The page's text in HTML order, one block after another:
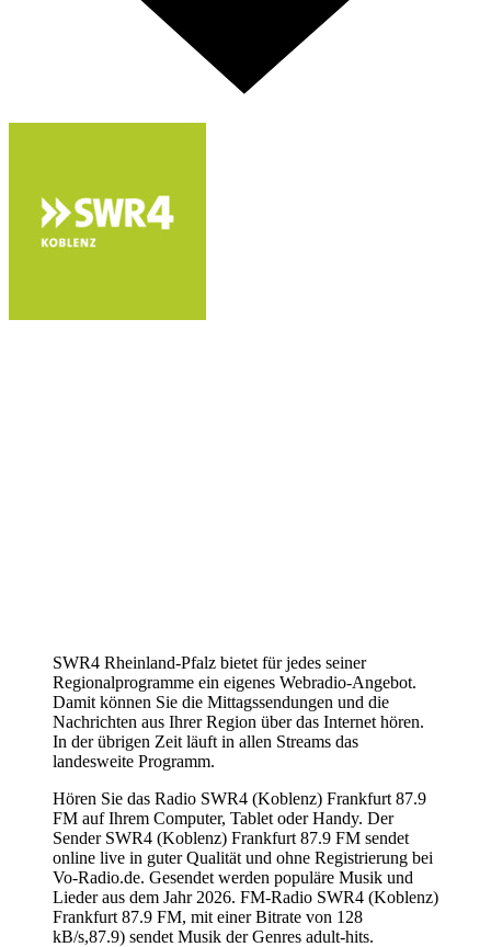
SWR4 Rheinland-Pfalz bietet für jedes seiner
Regionalprogramme ein eigenes Webradio-Angebot.
Damit können Sie die Mittagssendungen und die
Nachrichten aus Ihrer Region über das Internet hören.
In der übrigen Zeit läuft in allen Streams das
landesweite Programm.
Hören Sie das Radio SWR4 (Koblenz) Frankfurt 87.9
FM auf Ihrem Computer, Tablet oder Handy. Der
Sender SWR4 (Koblenz) Frankfurt 87.9 FM sendet
online live in guter Qualität und ohne Registrierung bei
Vo-Radio.de. Gesendet werden populäre Musik und
Lieder aus dem Jahr 2026. FM-Radio SWR4 (Koblenz)
Frankfurt 87.9 FM, mit einer Bitrate von 128
kB/s,87.9) sendet Musik der Genres adult-hits.